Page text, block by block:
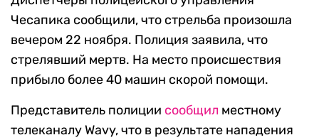
Чесапика сообщили, что стрельба произошла
вечером 22 ноября. Полиция заявила, что
стрелявший мертв. На место происшествия
прибыло более 40 машин скорой помощи.
Представитель полиции сообщил местному
телеканалу Wavy, что в результате нападения